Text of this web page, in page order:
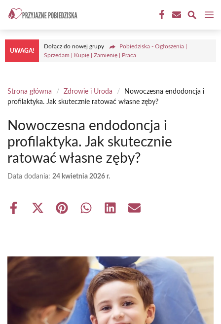
treści
UWAGA!
Dołącz do nowej grupy
Pobiedziska - Ogłoszenia |
Sprzedam | Kupię | Zamienię | Praca
Strona główna / Zdrowie i Uroda /
Nowoczesna endodoncja i
profilaktyka. Jak skutecznie ratować własne zęby?
Nowoczesna endodoncja i
profilaktyka. Jak skutecznie
ratować własne zęby?
Data dodania: 24 kwietnia 2026 r.
Share
Share
(Twitter)
Share Share Share Share